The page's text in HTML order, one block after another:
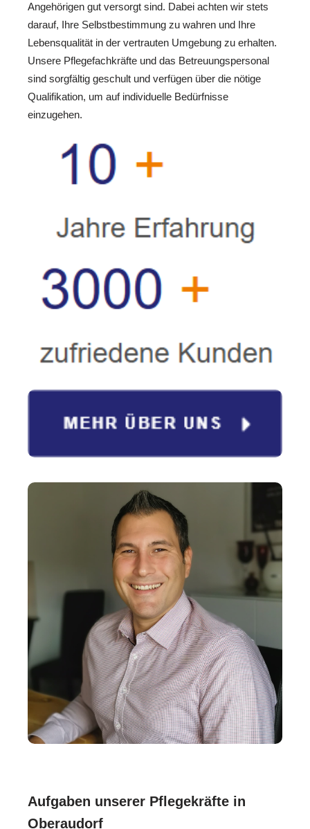
Angehörigen gut versorgt sind. Dabei achten wir stets
darauf, Ihre Selbstbestimmung zu wahren und Ihre
Lebensqualität in der vertrauten Umgebung zu erhalten.
Unsere Pflegefachkräfte und das Betreuungspersonal
sind sorgfältig geschult und verfügen über die nötige
Qualifikation, um auf individuelle Bedürfnisse
einzugehen.
Aufgaben unserer Pflegekräfte in
Oberaudorf